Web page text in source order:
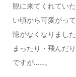
観に来てくれてい
い頃から可愛がっ
憶がなくなりまし
まったり・飛んだ
ですが……。